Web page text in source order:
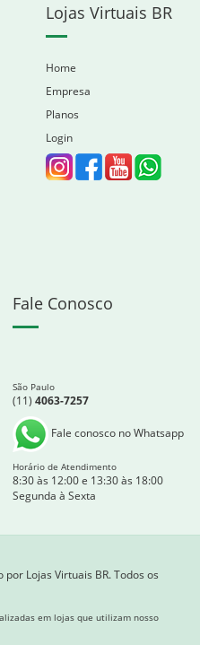
Lojas Virtuais BR
Home
Empresa
Planos
Login
Fale Conosco
São Paulo
(11) 4063-7257
Fale conosco no Whatsapp
Horário de Atendimento
8:30 às 12:00 e 13:30 às 18:00
Segunda à Sexta
Lojas Virtuais BR. Todos os
em lojas que utilizam nosso